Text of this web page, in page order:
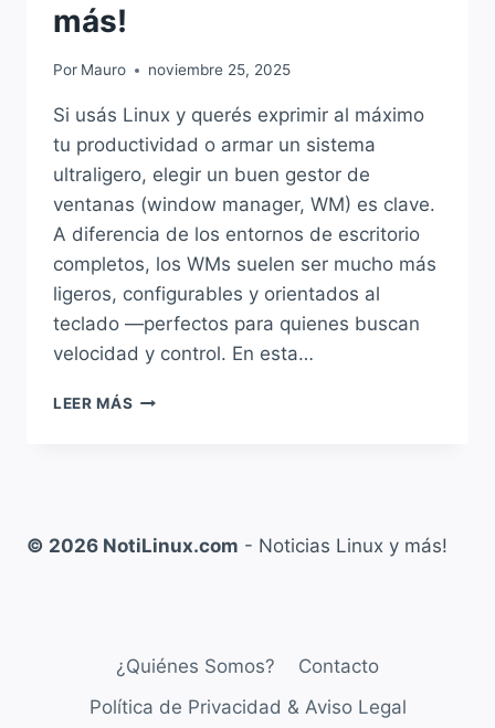
más!
Por Mauro noviembre 25, 2025
Si usás Linux y querés exprimir al máximo
tu productividad o armar un sistema
ultraligero, elegir un buen gestor de
ventanas (window manager, WM) es clave.
A diferencia de los entornos de escritorio
completos, los WMs suelen ser mucho más
ligeros, configurables y orientados al
teclado —perfectos para quienes buscan
velocidad y control. En esta…
LEER MÁS LOS
LINUX
Y
MUCHO
© 2026 NotiLinux.com - Noticias Linux y más!
¿Quiénes Somos?
Contacto
Política de Privacidad & Aviso Legal